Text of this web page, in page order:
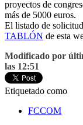
proyectos de
más de 5000 euros.
El listado de
TABLÓN de esta
Modificado por
las 12:51
Etiquetado como
FCCOM